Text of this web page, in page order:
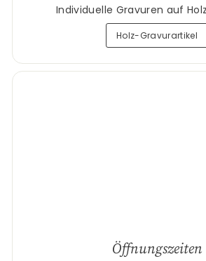
Individuelle Gravuren auf
Holz-Gravurartikel
Öffnungszeiten